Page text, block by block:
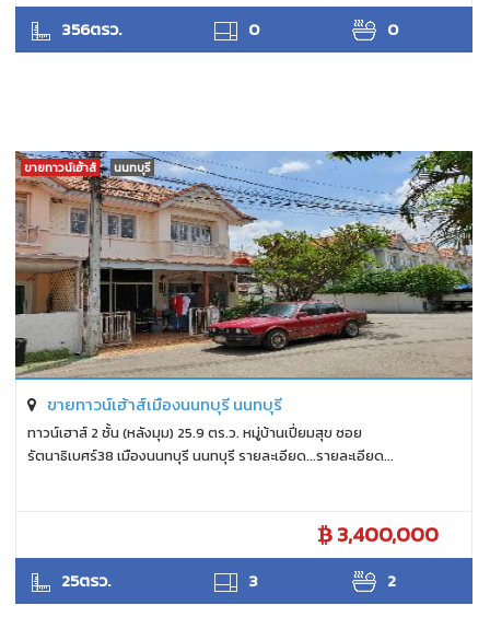
356ตรว. 0 0
ANTPUNYAPA
ขายทาวน์เฮ้าส์ นนทบุรี
ขายทาวน์เฮ้าส์เมืองนนทบุรี นนทบุรี
ทาวน์เฮาส์ 2 ชั้น (หลังมุม) 25.9 ตร.ว. หมู่บ้านเปี่ยมสุข ซอย
รัตนาธิเบศร์38 เมืองนนทบุรี นนทบุรี รายละเอียด...รายละเอียด...
3,400,000
25ตรว. 3 2
ANTPUNYAPA